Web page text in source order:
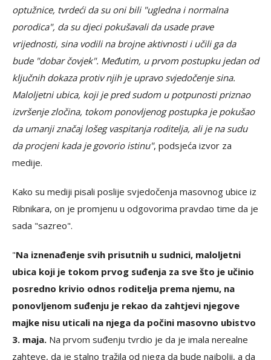
optužnice, tvrdeći da su oni bili "ugledna i normalna
porodica", da su djeci pokušavali da usade prave
vrijednosti, sina vodili na brojne aktivnosti i učili ga da
bude "dobar čovjek". Međutim, u prvom postupku jedan od
ključnih dokaza protiv njih je upravo svjedočenje sina.
Maloljetni ubica, koji je pred sudom u potpunosti priznao
izvršenje zločina, tokom ponovljenog postupka je pokušao
da umanji značaj lošeg vaspitanja roditelja, ali je na sudu
da procjeni kada je govorio istinu", podsjeća izvor za
medije.
Kako su mediji pisali poslije svjedočenja masovnog ubice iz
Ribnikara, on je promjenu u odgovorima pravdao time da je
sada "sazreo".
"Na iznenađenje svih prisutnih u sudnici, maloljetni
ubica koji je tokom prvog suđenja za sve što je učinio
posredno krivio odnos roditelja prema njemu, na
ponovljenom suđenju je rekao da zahtjevi njegove
majke nisu uticali na njega da počini masovno ubistvo
3. maja. Na prvom suđenju tvrdio je da je imala nerealne
zahteve, da je stalno tražila od njega da bude najbolji, a da